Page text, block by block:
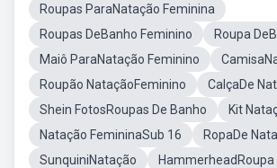
Roupas ParaNatação Feminina
Roupas DeBanho Feminino
Roupa
Maiô ParaNatação Feminino
Roupão NataçãoFeminino
CalçaDe
Shein FotosRoupas De Banho
Kit
Natação FemininaSub 16
RopaDe
SunquiniNatação
HammerheadRoupa